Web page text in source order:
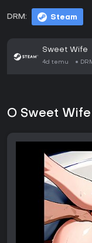
DRM: Steam
Sweet Wife
4d temu
O Sweet Wife